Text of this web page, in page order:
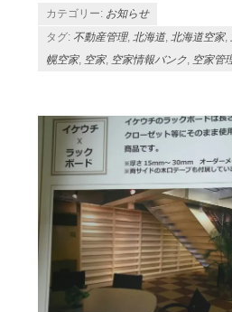
カテゴリー: お知らせ
タグ: 不動産管理,北海道,北海道空家,
幌空家, 空家, 空家情報バンク, 空家管